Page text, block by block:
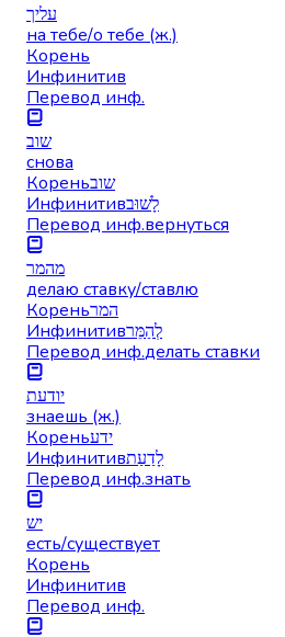
עליך
на тебе/о тебе (ж.)
Корень
Инфинитив
Перевод инф.
שוב
снова
Кореньשוב
Инфинитивלָשׁוּב
Перевод инф.вернуться
מהמר
делаю ставку/ставлю
Кореньהמר
Инфинитивלְהַמֵּר
Перевод инф.делать ставки
יודעת
знаешь (ж.)
Кореньידע
Инфинитивלָדַעַת
Перевод инф.знать
יש
есть/существует
Корень
Инфинитив
Перевод инф.